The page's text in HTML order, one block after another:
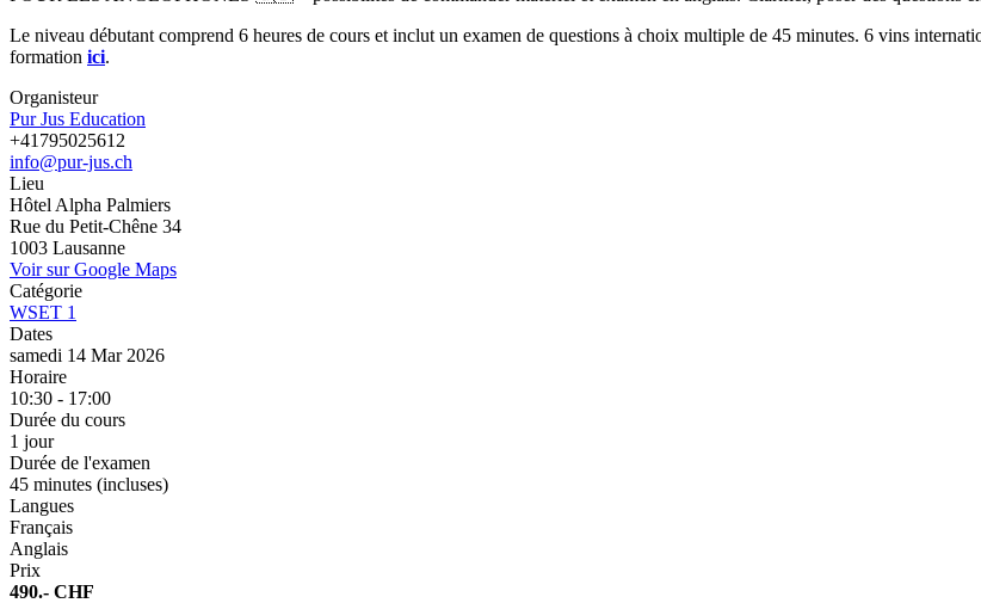
Le niveau débutant comprend 6 heures de cours et inclut un examen de questions à choix multiple de 45 minutes. 6 vins
formation ici.
Organisteur
Pur Jus Education
+41795025612
info@pur-jus.ch
Lieu
Hôtel Alpha Palmiers
Rue du Petit-Chêne 34
1003 Lausanne
Voir sur Google Maps
Catégorie
WSET 1
Dates
samedi 14 Mar 2026
Horaire
10:30 - 17:00
Durée du cours
1 jour
Durée de l'examen
45 minutes (incluses)
Langues
Français
Anglais
Prix
490.- CHF